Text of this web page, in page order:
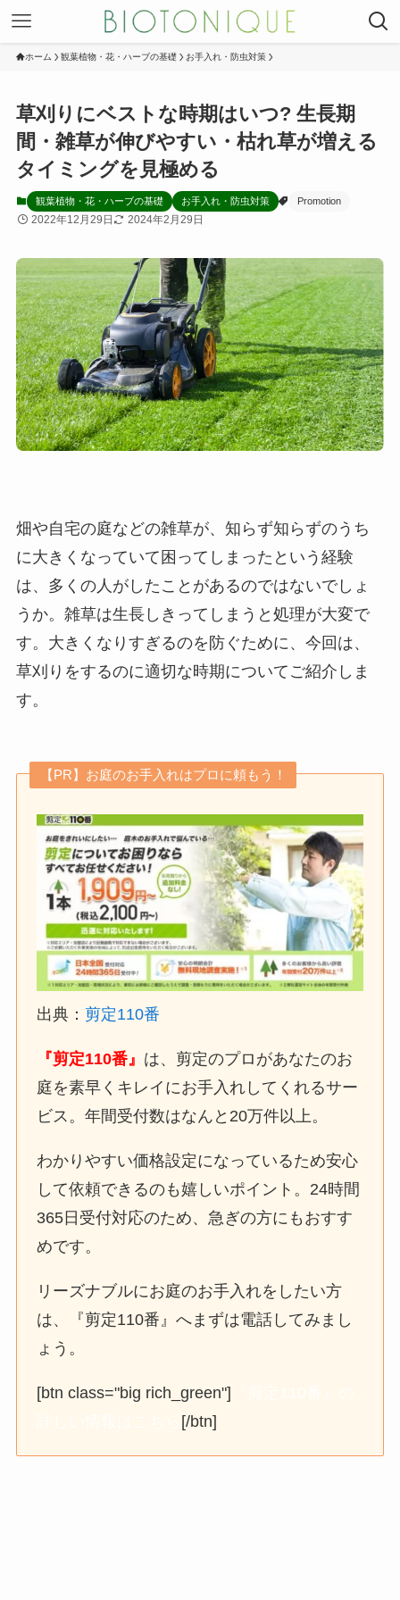
ホーム 観葉植物・花・ハーブの基礎 お手入れ・防虫対策
草刈りにベストな時期はいつ? 生長期
間・雑草が伸びやすい・枯れ草が増える
タイミングを見極める
観葉植物・花・ハーブの基礎 お手入れ・防虫対策 Promotion
2022年12月29日 2024年2月29日
畑や自宅の庭などの雑草が、知らず知らずのうち
に大きくなっていて困ってしまったという経験
は、多くの人がしたことがあるのではないでしょ
うか。雑草は生長しきってしまうと処理が大変で
す。大きくなりすぎるのを防ぐために、今回は、
草刈りをするのに適切な時期についてご紹介しま
す。
【PR】お庭のお手入れはプロに頼もう！
出典： 剪定110番
『剪定110番』 は、剪定のプロがあなたのお
庭を素早くキレイにお手入れしてくれるサー
ビス。年間受付数はなんと20万件以上。
わかりやすい価格設定になっているため安心
して依頼できるのも嬉しいポイント。24時間
365日受付対応のため、急ぎの方にもおすす
めです。
リーズナブルにお庭のお手入れをしたい方
は、『剪定110番』へまずは電話してみまし
ょう。
[btn class="big rich_green"]
[/btn]